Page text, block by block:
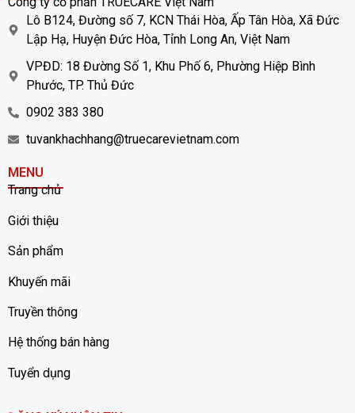
Lô B124, Đường số 7, KCN Thái Hòa, Ấp Tân Hòa, Xã Đức
Lập Hạ, Huyện Đức Hòa, Tỉnh Long An, Việt Nam
VPĐD: 18 Đường Số 1, Khu Phố 6, Phường Hiệp Bình
Phước, TP. Thủ Đức
0902 383 380
tuvankhachhang@truecarevietnam.com
MENU
Trang chủ
Giới thiệu
Sản phẩm
Khuyến mãi
Truyền thông
Hệ thống bán hàng
Tuyển dụng